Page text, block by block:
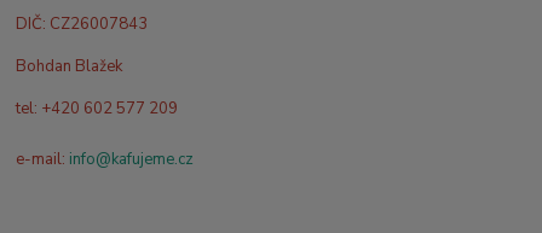
DIČ: CZ26007843
Bohdan Blažek
tel: +420 602 577 209
e-mail: info@kafujeme.cz